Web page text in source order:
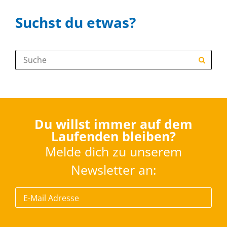
Suchst du etwas?
Suche:
Du willst immer auf dem
Laufenden bleiben?
Melde dich zu unserem
Newsletter an: